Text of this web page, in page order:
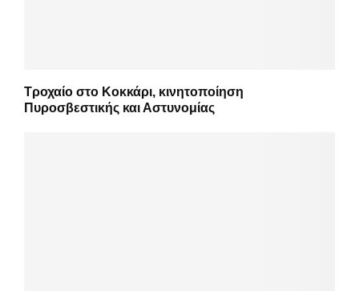
Τροχαίο στο Κοκκάρι, κινητοποίηση
Πυροσβεστικής και Αστυνομίας